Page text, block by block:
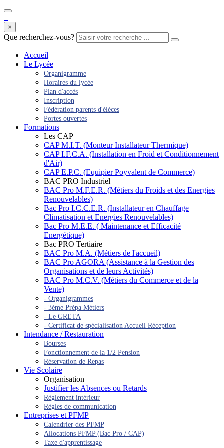
×
Que recherchez-vous?
Accueil
Le Lycée
Organigramme
Horaires du lycée
Plan d'accès
Inscription
Fédération parents d'élèces
Portes ouvertes
Formations
Les CAP
CAP M.I.T. (Monteur Installateur Thermique)
CAP I.F.C.A. (Installation en Froid et Conditionnement
d'Air)
CAP E.P.C. (Equipier Poyvalent de Commerce)
BAC PRO Industriel
BAC Pro M.F.E.R. (Métiers du Froids et des Energies
Renouvelables)
Bac Pro I.C.C.E.R. (Installateur en Chauffage
Climatisation et Energies Renouvelables)
Bac Pro M.E.E. ( Maintenance et Efficacité
Energétique)
Bac PRO Tertiaire
BAC Pro M.A. (Métiers de l'accueil)
BAC Pro AGORA (Assistance à la Gestion des
Organisations et de leurs Activités)
BAC Pro M.C.V. (Métiers du Commerce et de la
Vente)
- Organigrammes
- 3ème Prépa Métiers
- Le GRETA
- Certificat de spécialisation Accueil Réception
Intendance / Restauration
Bourses
Fonctionnement de la 1/2 Pension
Réservation de Repas
Vie Scolaire
Organisation
Justifier les Absences ou Retards
Règlement intérieur
Règles de communication
Entreprises et PFMP
Calendrier des PFMP
Allocations PFMP (Bac Pro / CAP)
Taxe d'apprentissage